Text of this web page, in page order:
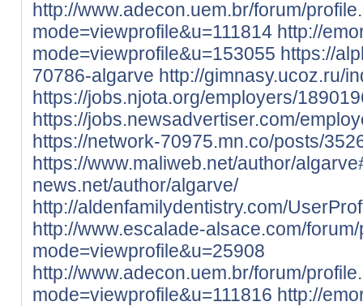
http://www.adecon.uem.br/forum/
mode=viewprofile&u=111814 http://
mode=viewprofile&u=153055 https://
70786-algarve http://gimnasy.ucoz.ru/
https://jobs.njota.org/employers/
https://jobs.newsadvertiser.com/
https://network-70975.mn.co/posts/
https://www.maliweb.net/author/
news.net/author/algarve/
http://aldenfamilydentistry.com/
http://www.escalade-alsace.com/
mode=viewprofile&u=25908
http://www.adecon.uem.br/forum/
mode=viewprofile&u=111816 http://